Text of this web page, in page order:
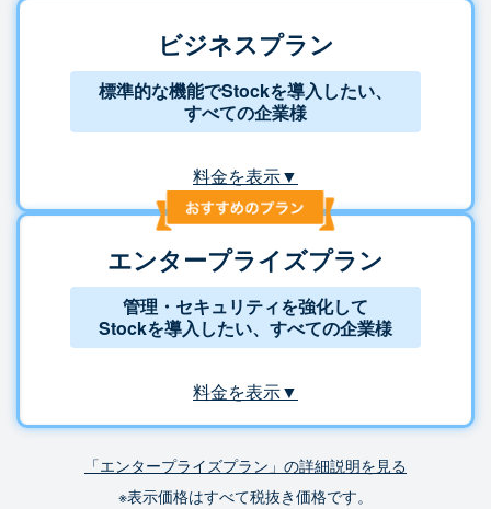
ビジネスプラン
標準的な機能でStockを導入したい、
すべての企業様
料金を表示▼
エンタープライズプラン
管理・セキュリティを強化して
Stockを導入したい、すべての企業様
料金を表示▼
「エンタープライズプラン」の詳細説明を見る
※表示価格はすべて税抜き価格です。